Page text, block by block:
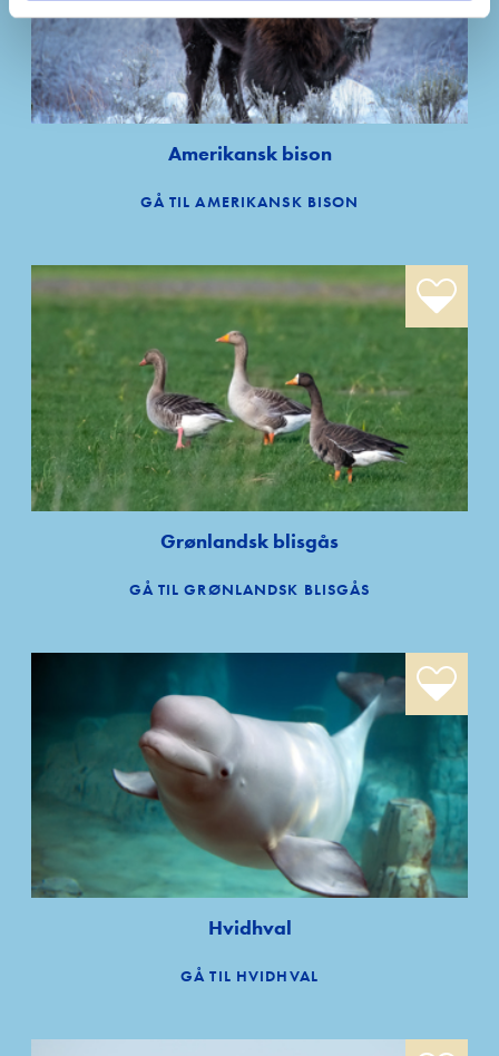
Tilmelding
Om
Amerikansk bison
GÅ TIL AMERIKANSK BISON
Grønlandsk blisgås
GÅ TIL GRØNLANDSK BLISGÅS
Hvidhval
GÅ TIL HVIDHVAL